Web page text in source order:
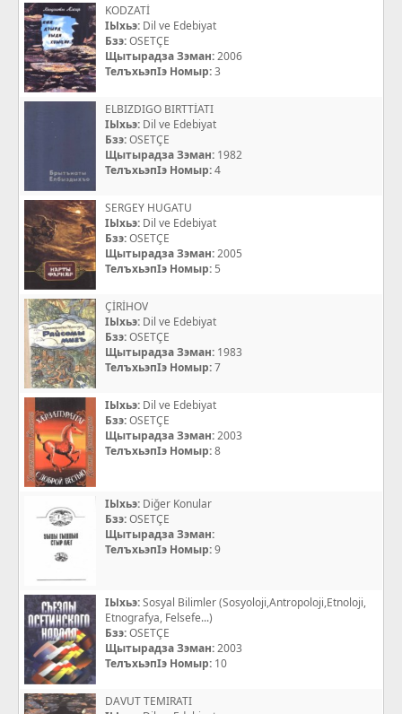
KODZATİ
IЫхьэ: Dil ve Edebiyat
Бзэ:OSETÇE
Щытырадза Зэман:2006
ТелъхьэпIэ Номыр:3
ELBIZDIGO BIRTTİATI
IЫхьэ: Dil ve Edebiyat
Бзэ:OSETÇE
Щытырадза Зэман: 1982
ТелъхьэпIэ Номыр:4
SERGEY HUGATU
IЫхьэ: Dil ve Edebiyat
Бзэ:OSETÇE
Щытырадза Зэман:2005
ТелъхьэпIэ Номыр: 5
ÇİRİHOV
IЫхьэ: Dil ve Edebiyat
Бзэ:OSETÇE
Щытырадза Зэман: 1983
ТелъхьэпIэ Номыр:7
IЫхьэ: Dil ve Edebiyat
Бзэ:OSETÇE
Щытырадза Зэман:2003
ТелъхьэпIэ Номыр:8
IЫхьэ: Diğer Konular
Бзэ:OSETÇE
Щытырадза Зэман:
ТелъхьэпIэ Номыр:9
IЫхьэ:Sosyal Bilimler (Sosyoloji,Antropoloji,Etnoloji,
Etnografya, Felsefe...)
Бзэ:OSETÇE
Щытырадза Зэман:2003
ТелъхьэпIэ Номыр: 10
DAVUT TEMIRATI